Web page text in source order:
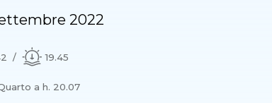
2022
19.45
a h. 20.07